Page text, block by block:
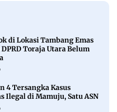
di Lokasi Tambang Emas
Toraja Utara Belum
4 Tersangka Kasus
Ilegal di Mamuju, Satu ASN